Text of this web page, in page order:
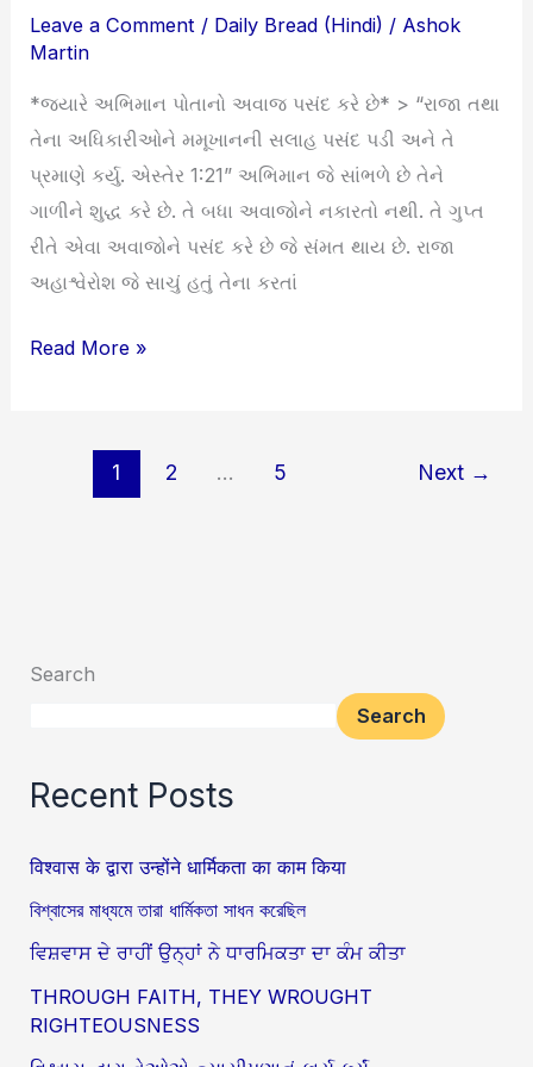
Leave a Comment / Daily Bread (Hindi) / Ashok
Martin
*જ્યારે અભિમાન પોતાનો અવાજ પસંદ કરે છે* > “રાજા તથા
તેના અધિકારીઓને મમૂખાનની સલાહ પસંદ પડી અને તે
પ્રમાણે કર્યુ. એસ્તેર 1:21” અભિમાન જે સાંભળે છે તેને
ગાળીને શુદ્ધ કરે છે. તે બધા અવાજોને નકારતો નથી. તે ગુપ્ત
રીતે એવા અવાજોને પસંદ કરે છે જે સંમત થાય છે. રાજા
અહાશ્વેરોશ જે સાચું હતું તેના કરતાં
અવાજ
પસંદ
કરે
છે
Read More »
1 2 … 5 Next →
Search
Search
Recent Posts
विश्वास के द्वारा उन्होंने धार्मिकता का काम किया
বিশ্বাসের মাধ্যমে তারা ধার্মিকতা সাধন করেছিল
ਵਿਸ਼ਵਾਸ ਦੇ ਰਾਹੀਂ ਉਨ੍ਹਾਂ ਨੇ ਧਾਰਮਿਕਤਾ ਦਾ ਕੰਮ ਕੀਤਾ
THROUGH FAITH, THEY WROUGHT
RIGHTEOUSNESS